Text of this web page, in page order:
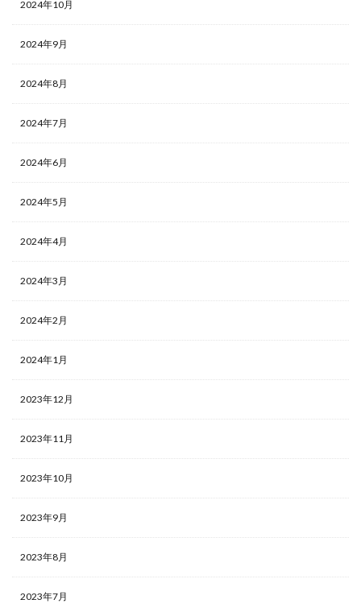
2024年10月
2024年9月
2024年8月
2024年7月
2024年6月
2024年5月
2024年4月
2024年3月
2024年2月
2024年1月
2023年12月
2023年11月
2023年10月
2023年9月
2023年8月
2023年7月